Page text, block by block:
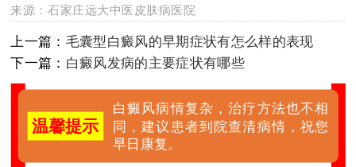
来源：石家庄远大中医皮肤病医院
上一篇： 毛囊型白癜风的早期症状有怎么样的表现
下一篇： 白癜风发病的主要症状有哪些
温馨提示
白癜风病情复杂，治疗方法也不相
同，建议患者到院查清病情，祝您
早日康复。